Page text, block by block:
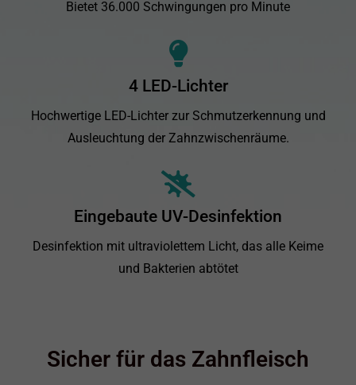
Bietet 36.000 Schwingungen pro Minute
4 LED-Lichter
Hochwertige LED-Lichter zur Schmutzerkennung und
Ausleuchtung der Zahnzwischenräume.
Eingebaute UV-Desinfektion
Desinfektion mit ultraviolettem Licht, das alle Keime
und Bakterien abtötet
Sicher für das Zahnfleisch